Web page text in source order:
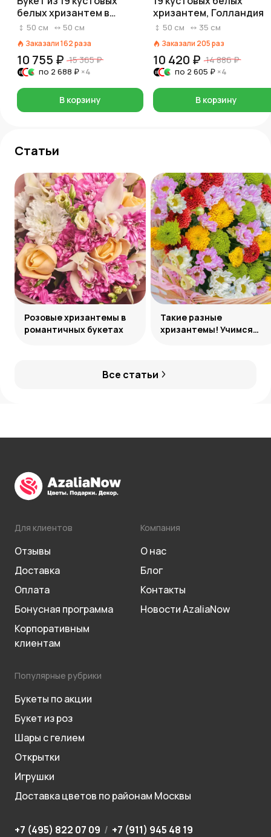
белых хризантем в
голубой пленке
50 см 50 см
Заказали162раза
10 755 ₽ 15 365 ₽
по 2 688 ₽ ×4
В корзину
хризантем, Голландия
50 см 35 см
Заказали 205раз
10 420 ₽ 14 886 ₽
по 2 605 ₽ ×4
В корзину
Статьи
Все статьи
Розовые хризантемы в
романтичных букетах
Такие разные
хризантемы! Учимся
Для клиентов
Отзывы
Доставка
Оплата
Бонусная программа
Корпоративным
клиентам
Компания
О нас
Блог
Контакты
Новости AzaliaNow
Популярные рубрики
Букеты по акции
Букет из роз
Шары с гелием
Открытки
Игрушки
Доставка цветов по районам Москвы
+7 (495) 822 07 09 / +7 (911) 945 48 19